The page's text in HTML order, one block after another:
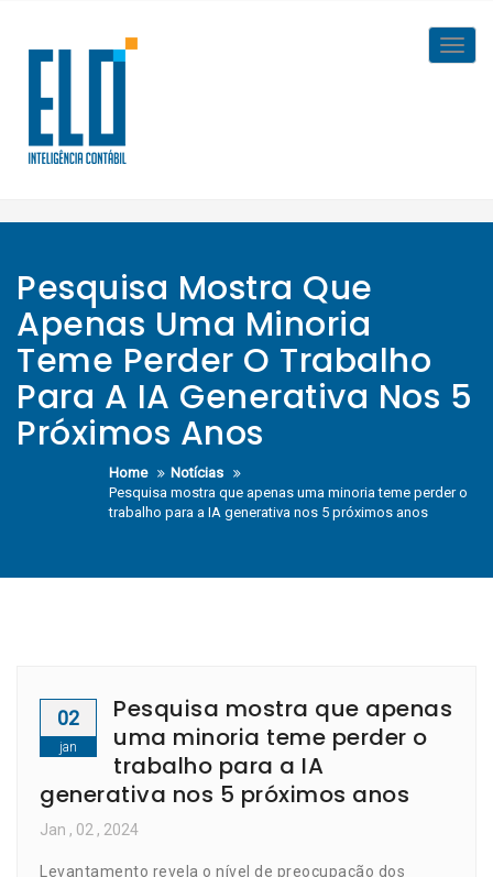
content
Pesquisa Mostra Que
Apenas Uma Minoria
Teme Perder O Trabalho
Para A IA Generativa Nos 5
Próximos Anos
Home
Notícias
Pesquisa mostra que apenas uma minoria teme perder o
trabalho para a IA generativa nos 5 próximos anos
02
jan
Pesquisa mostra que apenas
uma minoria teme perder o
trabalho para a IA
generativa nos 5 próximos anos
Jan , 02 , 2024
Levantamento revela o nível de preocupação dos